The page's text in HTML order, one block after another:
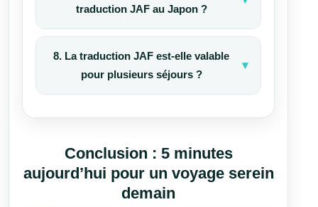
dans votre pays, votre traduction JAF
les règles locales.
démarche est donc la même, mais il est
important que les mentions soient bien
lisibles et que les dates de validité
apparaissent clairement sur le
traduction JAF au Japon ?
Si vous perdez votre traduction JAF
pendant votre séjour, il faudra refaire
une demande. C’est une situation
délicate si vous êtes déjà en road trip.
Là encore, anticiper, garder une copie
livraison adaptée réduit ce risque.
8. La traduction JAF est-elle valable
pour plusieurs séjours ?
voyages. La limite de « un an »
concerne la durée maximale de
conduite à partir de chaque entrée au
Conclusion : 5 minutes
aujourd’hui pour un voyage serein
demain